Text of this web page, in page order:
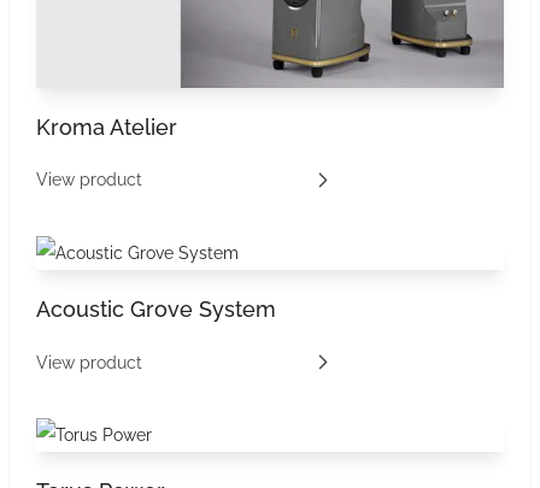
Kroma Atelier
View product
Acoustic Grove System
View product